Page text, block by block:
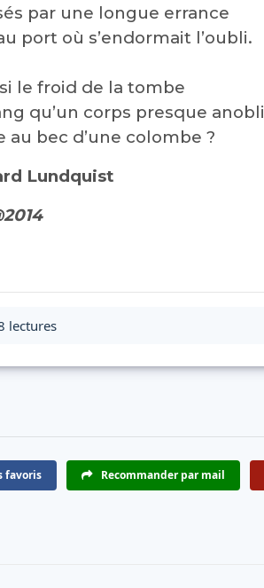
par une longue errance
port où s’endormait l’oubli.
le froid de la tombe
qu’un corps presque anobli
au bec d’une colombe ?
Lundquist
lectures
favoris Recommander par mail